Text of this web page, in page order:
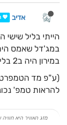
אדיב 💖
הייתי בליל שישי
במג'דל שאמס היה בין 2
במירון היה ב2 בלילה 2 מע"צ בלבד.
(ע"פ מד
להראות טמפ'
מזג האוויר היא